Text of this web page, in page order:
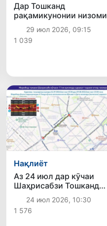
Дар Тошканд
рақамикунонии низоми
таъминоти об идома
дорад: қариб 175 ҳазор
ҳисобкунакҳои
29 июл 2026, 09:15
1 039
Нақлиёт
Аз 24 июл дар кӯчаи
Шаҳрисабзи Тошканд
корҳо оиди ташкили
хатти махсуси
автобусҳои босуръати
24 июл 2026, 10:30
1 576